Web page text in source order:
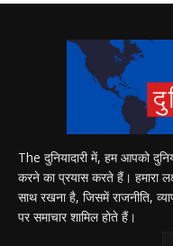
The दुनियादारी में, हम आपको
करने का प्रयास करते हैं। हमारा
साथ रखना है, जिसमें राजनीति,
पर समाचार शामिल होते हैं।